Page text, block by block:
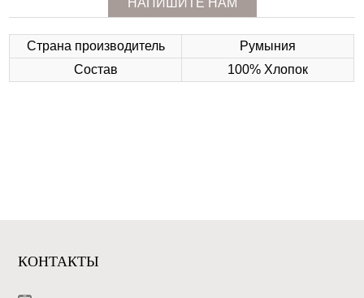
НАПИШИТЕ НАМ
Страна производитель
Румыния
Состав
100% Хлопок
КОНТАКТЫ